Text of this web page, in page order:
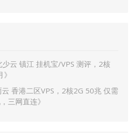
少云 镇江 挂机宝/VPS 测评，2核
》
云 香港二区VPS，2核2G 50兆 仅需
三网直连》